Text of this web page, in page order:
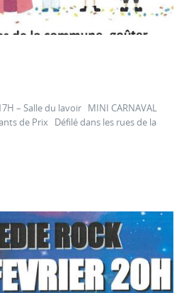
– Salle du lavoir MINI CARNAVAL
de Prix Défilé dans les rues de la